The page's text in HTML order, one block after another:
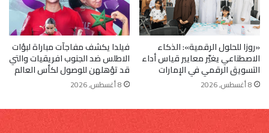
«روزا للحلول الرقمية»: الذكاء
الاصطناعي يغيّر معايير قياس أداء
التسويق الرقمي في الإمارات
8 أغسطس, 2026
فيلدا يكشف مفاجآت مباراة لبؤات
الاطلس ضد الجنوب افريقيات والتي
قد تؤهلهن للوصول لكأس العالم
8 أغسطس, 2026